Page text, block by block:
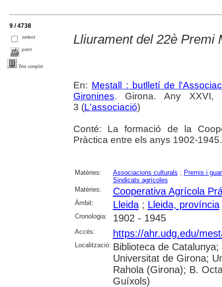
9 / 4738
select
print
Text complet
Lliurament del 22è Premi
En: Mestall : butlletí de
Gironines. Girona. Any XXVI,
3 (L'associació)
Conté: La formació de la
Pràctica entre els anys 1902-
Matèries: Associacions culturals ; Premis i
Sindicats agrícoles
Matèries:
Cooperativa Agrícola
Àmbit: Lleida; Lleida, província
Cronologia: 1902 - 1945
Accés: https://ahr.udg.edu/
Localització: Biblioteca de
Universitat de Girona;
Rahola (Girona); B.
Guíxols)